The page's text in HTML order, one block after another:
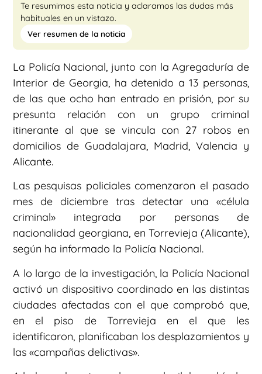
Te resumimos esta noticia y aclaramos las dudas más
habituales en un vistazo.
Ver resumen de la noticia
La Policía Nacional, junto con la Agregaduría de
Interior de Georgia, ha detenido a 13 personas,
de las que ocho han entrado en prisión, por su
presunta relación con un grupo criminal
itinerante al que se vincula con 27 robos en
domicilios de Guadalajara, Madrid, Valencia y
Alicante.
Las pesquisas policiales comenzaron el pasado
mes de diciembre tras detectar una «célula
criminal» integrada por personas de
nacionalidad georgiana, en Torrevieja (Alicante),
según ha informado la Policía Nacional.
A lo largo de la investigación, la Policía Nacional
activó un dispositivo coordinado en las distintas
ciudades afectadas con el que comprobó que,
en el piso de Torrevieja en el que les
identificaron, planificaban los desplazamientos y
las «campañas delictivas».